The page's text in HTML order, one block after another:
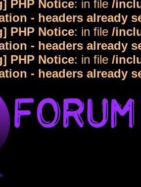
PHP Notice: in file /
- headers already
PHP Notice: in file /
- headers already
PHP Notice: in file /
- headers already